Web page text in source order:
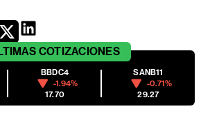
COTIZACIONES
BBDC4
-1.94%
17.70
SANB11
-0.71%
29.27